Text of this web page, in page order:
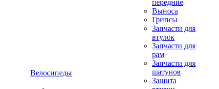
Велосипеды
передние
Выноса
Грипсы
Запчасти для
втулок
Запчасти для
рам
Запчасти для
шатунов
Защита